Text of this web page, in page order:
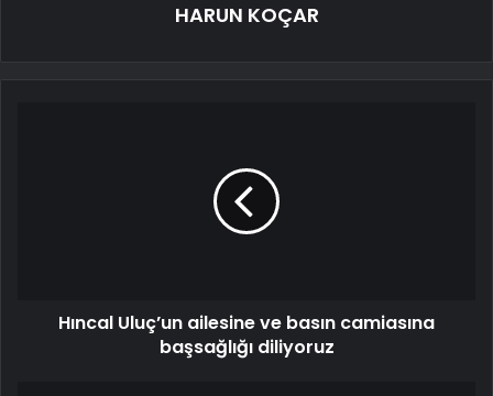
HARUN KOÇAR
Hıncal Uluç’un ailesine ve basın camiasına
başsağlığı diliyoruz